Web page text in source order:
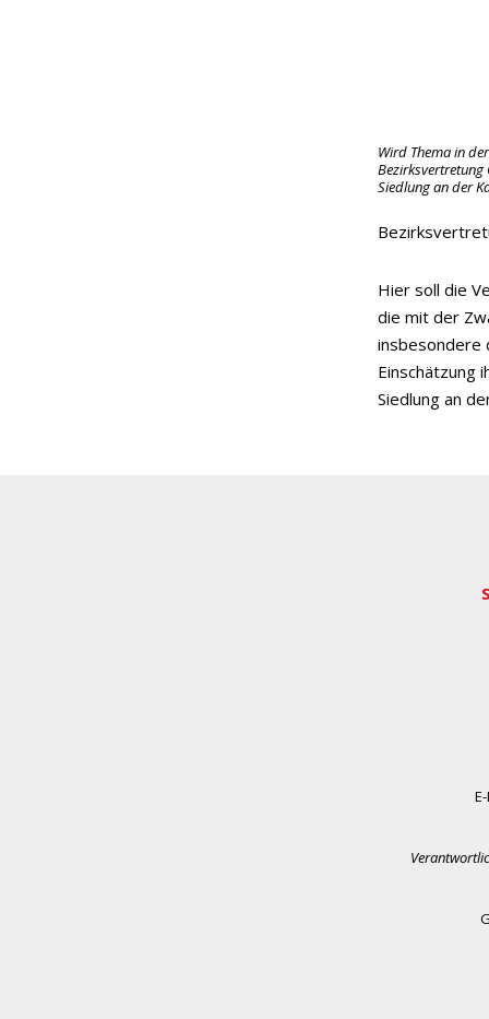
Wird Thema in der
Bezirksvertretung
Siedlung an der
Hier soll die
die mit der
insbesondere
Einschätzung
Siedlung an